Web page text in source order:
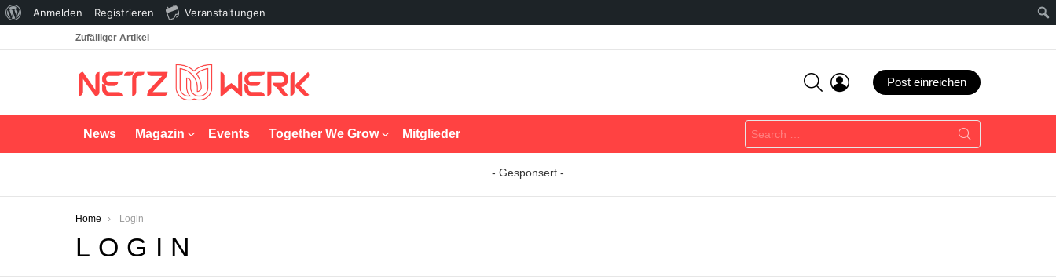
Zufälliger Artikel
SEARCHLOGIN
Post einreichen
News Magazin Events Together We Grow Mitglieder
Search
for:
- Gesponsert -
You are here:
Home Login
LOGIN
Über
Anmelden Registrieren Veranstaltungen